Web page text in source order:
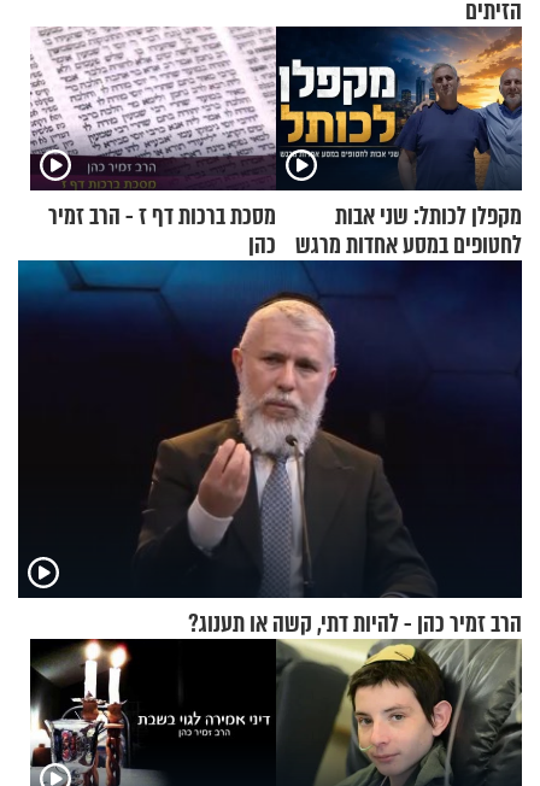
הזיתים
מקפלן לכותל: שני אבות
לחטופים במסע אחדות מרגש
מסכת ברכות דף ז - הרב זמיר
כהן
הרב זמיר כהן - להיות דתי, קשה או תענוג?